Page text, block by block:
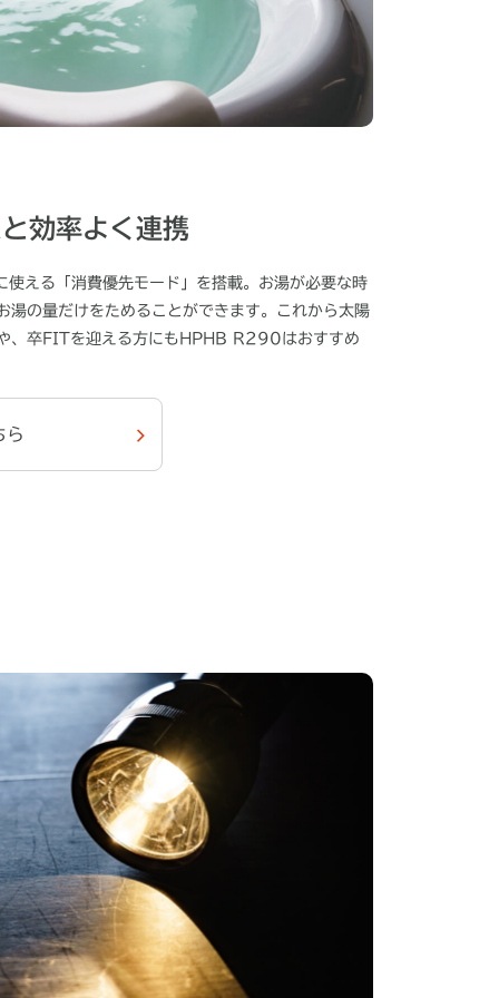
効率よく連携
える「消費優先モード」を搭載。お湯が必要な時
湯の量だけをためることができます。これから太陽
、卒FITを迎える方にもHPHB R290はおすすめ
ら